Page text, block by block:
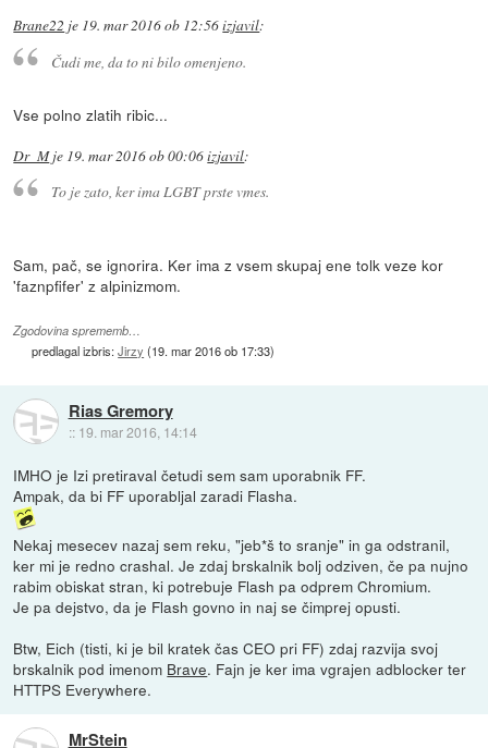
Brane22 je 19. mar 2016 ob 12:56izjavil:
Čudi me, da to ni bilo omenjeno.
Vse polno zlatih ribic...
Dr_Mje 19. mar 2016 ob 00:06izjavil:
To je zato, ker ima LGBT prste vmes.
Sam, pač, se ignorira. Ker ima z vsem skupaj ene tolk veze kor
'faznpfifer' z alpinizmom.
Zgodovina sprememb…
predlagal izbris:Jirzy (19. mar 2016 ob 17:33)
Rias Gremory
:: 19. mar 2016, 14:14
IMHO je Izi pretiraval četudi sem sam uporabnik FF.
Ampak, da bi FF uporabljal zaradi Flasha.
Nekaj mesecev nazaj sem reku, "jeb*š to sranje" in ga odstranil,
ker mi je redno crashal. Je zdaj brskalnik bolj odziven, če pa nujno
rabim obiskat stran, ki potrebuje Flash pa odprem Chromium.
Je pa dejstvo, da je Flash govno in naj se čimprej opusti.
Btw, Eich (tisti, ki je bil kratek čas CEO pri FF) zdaj razvija svoj
brskalnik pod imenom Brave. Fajn je ker ima vgrajen adblocker ter
HTTPS Everywhere.
MrStein